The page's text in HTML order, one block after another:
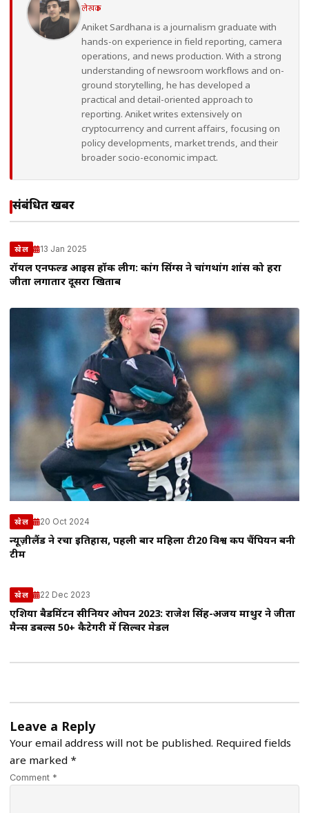
लेखक
Aniket Sardhana is a journalism graduate with
hands-on experience in field reporting, camera
operations, and news production. With a strong
understanding of newsroom workflows and on-
ground storytelling, he has developed a
practical and detail-oriented approach to
reporting. Aniket writes extensively on
cryptocurrency and current affairs, focusing on
policy developments, market trends, and their
broader socio-economic impact.
संबंधित खबरें
खेल 13 Jan 2025
रॉयल एनफील्ड आइस हॉकी लीग: कांग सिंग्स ने चांगथांग शांस को हरा
जीता लगातार दूसरा खिताब
खेल 20 Oct 2024
न्यूज़ीलैंड ने रचा इतिहास, पहली बार महिला टी20 विश्व कप चैंपियन बनी
टीम
खेल 22 Dec 2023
एशिया बैडमिंटन सीनियर ओपन 2023: राजेश सिंह-अजय माथुर ने जीता
मैन्स डबल्स 50+ कैटेगरी में सिल्वर मेडल
Leave a Reply
Your email address will not be published. Required fields
are marked *
Comment *